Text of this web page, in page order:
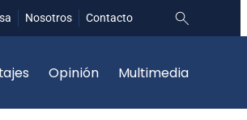
Nosotros Contacto
Opinión Multimedia